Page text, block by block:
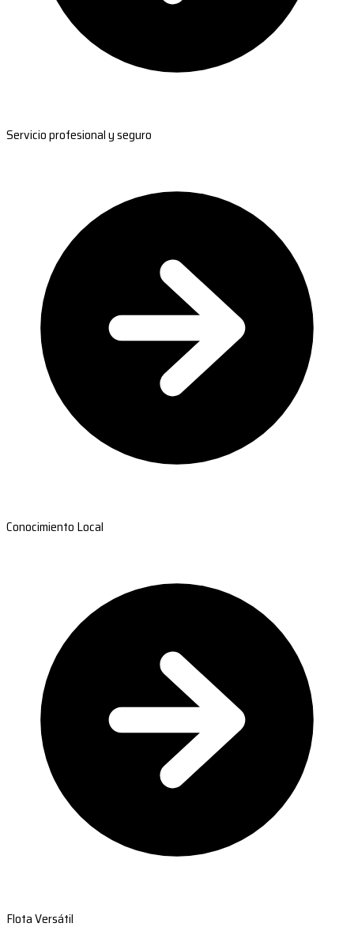
Servicio profesional y seguro
Conocimiento Local
Flota Versátil